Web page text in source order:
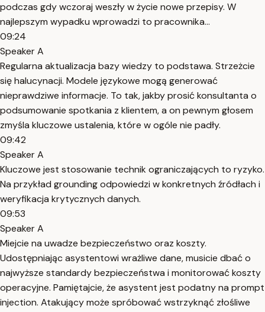
podczas gdy wczoraj weszły w życie nowe przepisy. W
najlepszym wypadku wprowadzi to pracownika...
09:24
Speaker A
Regularna aktualizacja bazy wiedzy to podstawa. Strzeżcie
się halucynacji. Modele językowe mogą generować
nieprawdziwe informacje. To tak, jakby prosić konsultanta o
podsumowanie spotkania z klientem, a on pewnym głosem
zmyśla kluczowe ustalenia, które w ogóle nie padły.
09:42
Speaker A
Kluczowe jest stosowanie technik ograniczających to ryzyko.
Na przykład grounding odpowiedzi w konkretnych źródłach i
weryfikacja krytycznych danych.
09:53
Speaker A
Miejcie na uwadze bezpieczeństwo oraz koszty.
Udostępniając asystentowi wrażliwe dane, musicie dbać o
najwyższe standardy bezpieczeństwa i monitorować koszty
operacyjne. Pamiętajcie, że asystent jest podatny na prompt
injection. Atakujący może spróbować wstrzyknąć złośliwe